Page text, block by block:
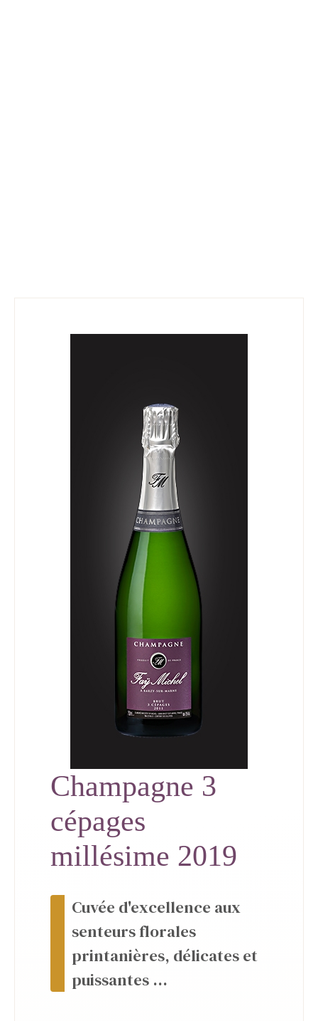
Champagne 3
cépages
millésime 2019
Cuvée d'excellence aux
senteurs florales
printanières, délicates et
puissantes ...